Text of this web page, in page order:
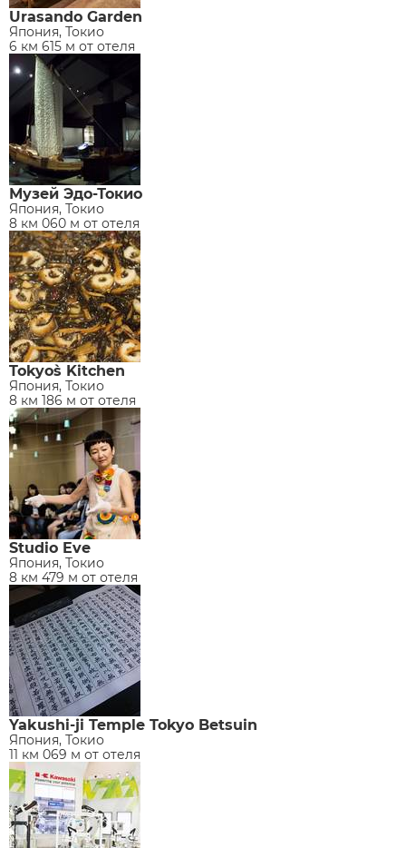
Urasando Garden
Япония, Токио
6 км 615 м от отеля
Музей Эдо-Токио
Япония, Токио
8 км 060 м от отеля
Tokyo`s Kitchen
Япония, Токио
8 км 186 м от отеля
Studio Eve
Япония, Токио
8 км 479 м от отеля
Yakushi-ji Temple Tokyo Betsuin
Япония, Токио
11 км 069 м от отеля